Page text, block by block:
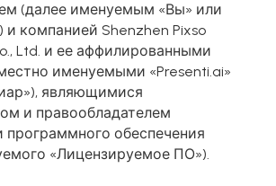
AI
Gamma: презентации с ИИ
AI SDK
Presenti AI в свой сайт или
(далее именуемым «Вы» или
и компанией Shenzhen Pixso
Ltd. и ее аффилированными
именуемыми «Presenti.ai»
являющимися
и правообладателем
обеспечения
«Лицензируемое ПО»).